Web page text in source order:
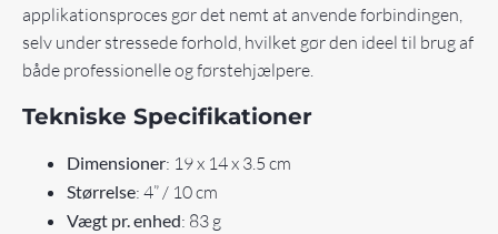
applikationsproces gør det nemt at anvende forbindingen,
selv under stressede forhold, hvilket gør den ideel til brug af
både professionelle og førstehjælpere.
Tekniske Specifikationer
Dimensioner: 19 x 14 x 3.5 cm
Størrelse: 4” / 10 cm
Vægt pr. enhed: 83 g